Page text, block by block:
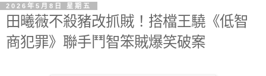
2026年5月8日 星期五
田曦薇不殺豬改抓賊！搭檔王驍《低智
商犯罪》聯手鬥智笨賊爆笑破案